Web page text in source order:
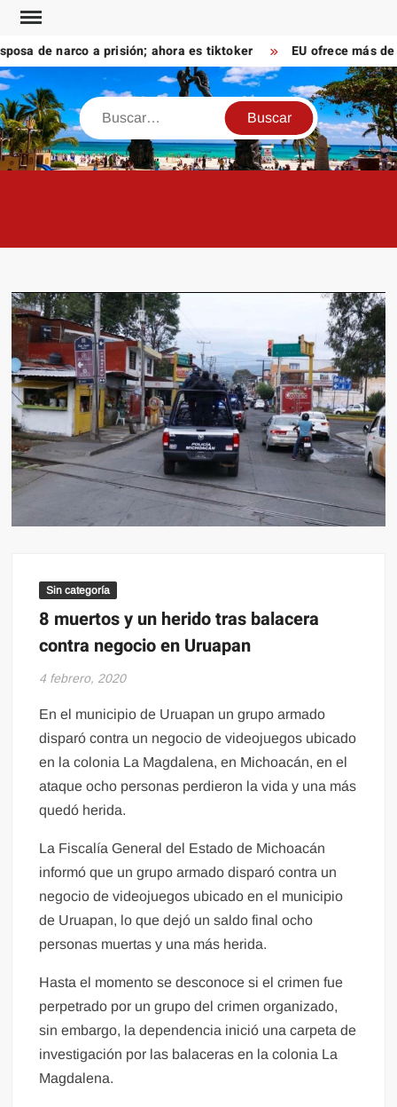
Saltar
contenido
de narco a prisión; ahora es tiktoker EU ofrece más de
Buscar
Sin categoría
8 muertos y un herido tras balacera
contra negocio en Uruapan
4 febrero, 2020
En el municipio de Uruapan un grupo armado
disparó contra un negocio de videojuegos ubicado
en la colonia La Magdalena, en Michoacán, en el
ataque ocho personas perdieron la vida y una más
quedó herida.
La Fiscalía General del Estado de Michoacán
informó que un grupo armado disparó contra un
negocio de videojuegos ubicado en el municipio
de Uruapan, lo que dejó un saldo final ocho
personas muertas y una más herida.
Hasta el momento se desconoce si el crimen fue
perpetrado por un grupo del crimen organizado,
sin embargo, la dependencia inició una carpeta de
investigación por las balaceras en la colonia La
Magdalena.